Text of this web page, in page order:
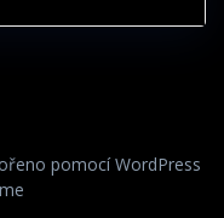
pomocí WordPress